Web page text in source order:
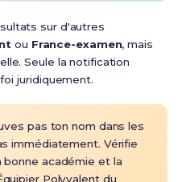
sur d'autres
ou France-examen, mais
Seule la notification
juridiquement.
pas ton nom dans les
immédiatement. Vérifie
bonne académie et la
Polyvalent du